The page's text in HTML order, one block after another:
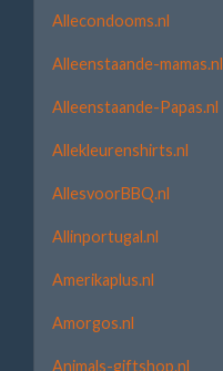
Allecondooms.nl
Alleenstaande-mamas.nl
Alleenstaande-Papas.nl
Allekleurenshirts.nl
AllesvoorBBQ.nl
Allinportugal.nl
Amerikaplus.nl
Amorgos.nl
Animals-giftshop.nl